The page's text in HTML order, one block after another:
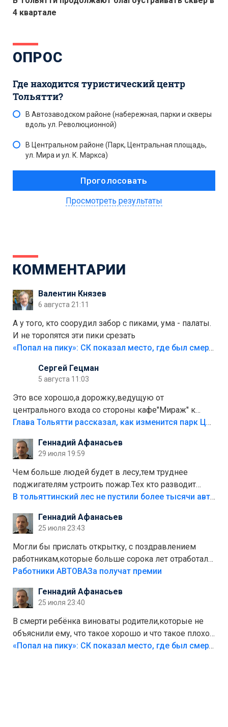
4 квартале
ОПРОС
Где находится туристический центр
Тольятти?
В Автозаводском районе (набережная, парки и скверы
вдоль ул. Революционной)
В Центральном районе (Парк, Центральная площадь,
ул. Мира и ул. К. Маркса)
Просмотреть результаты
КОММЕНТАРИИ
Валентин Князев
6 августа 21:11
А у того, кто соорудил забор с пиками, ума - палаты.
И не торопятся эти пики срезать
«Попал на пику»: СК показал место, где был смертельно травмирован ребенок в Тольятти
Сергей Гецман
5 августа 11:03
Это все хорошо,а дорожку,ведущую от
центрального входа со стороны кафе"Мираж" к
аттракционам слабо доделать?А то бордюры
лежала в парке и испортилась.Да еще,видимо,часть
украли.
Глава Тольятти рассказал, как изменится парк Центрального района
Геннадий Афанасьев
29 июля 19:59
Чем больше людей будет в лесу,тем труднее
поджигателям устроить пожар.Тех кто разводит
костры,тех надо безбожно штрафовать.Камер полно
Штрафы мизерные.
В тольяттинский лес не пустили более тысячи автомобилей
Геннадий Афанасьев
25 июля 23:43
Могли бы прислать открытку, с поздравлением
работникам,которые больше сорока лет отработали
на предприятии.
Работники АВТОВАЗа получат премии
Геннадий Афанасьев
25 июля 23:40
В смерти ребёнка виноваты родители,которые не
объяснили ему, что такое хорошо и что такое плохо!
Лезть через такой забор,верх безумия,есть же
«Попал на пику»: СК показал место, где был смертельно травмирован ребенок в Тольятти